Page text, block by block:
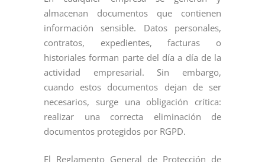
almacenan documentos que contienen
información sensible. Datos personales,
contratos, expedientes, facturas o
historiales forman parte del día a día de la
actividad empresarial. Sin embargo,
cuando estos documentos dejan de ser
necesarios, surge una obligación crítica:
realizar una correcta eliminación de
documentos protegidos por RGPD.
El Reglamento General de Protección de